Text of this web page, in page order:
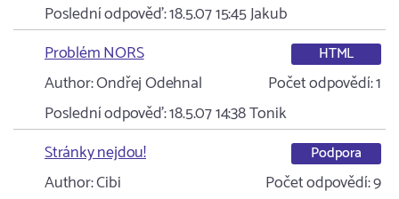
Poslední odpověď:18.5.07 15:45Jakub
Problém NORS
HTML
Author:Ondřej Odehnal Počet odpovědí:1
Poslední odpověď:18.5.07 14:38Tonik
Stránky nejdou!
Podpora
Author:Cibi Počet odpovědí:9